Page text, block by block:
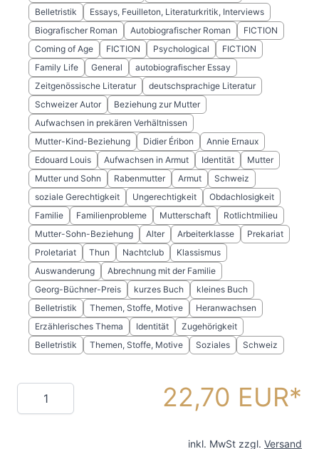
Belletristik
Essays, Feuilleton, Literaturkritik, Interviews
Biografischer Roman
Autobiografischer Roman
FICTION
Coming of Age
FICTION Psychological
FICTION
Family Life
General
autobiografischer Essay
Zeitgenössische Literatur
deutschsprachige Literatur
Schweizer Autor
Beziehung zur Mutter
Aufwachsen in prekären Verhältnissen
Mutter-Kind-Beziehung
Didier Éribon
Annie Ernaux
Edouard Louis
Aufwachsen in Armut Identität
Mutter
Mutter und Sohn
Rabenmutter Armut
Schweiz
soziale Gerechtigkeit
Ungerechtigkeit
Obdachlosigkeit
Familie
Familienprobleme Mutterschaft
Rotlichtmilieu
Mutter-Sohn-Beziehung
Alter Arbeiterklasse
Prekariat
Proletariat
Thun Nachtclub
Klassismus
Auswanderung
Abrechnung mit der Familie
Georg-Büchner-Preis
kurzes Buch
kleines Buch
Belletristik
Themen, Stoffe, Motive
Heranwachsen
Erzählerisches Thema
Identität
Zugehörigkeit
Belletristik
Themen, Stoffe, Motive Soziales Schweiz
Menge 22,70 EUR
inkl. MwSt zzgl. Versand